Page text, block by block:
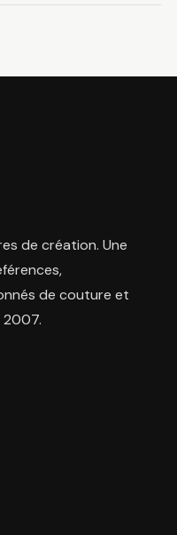
de création. Une
de couture et
2007.